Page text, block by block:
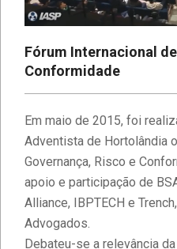
Fórum Internacional
Conformidade
Em maio de 2015, foi
Adventista de Hortolândia
Governança, Risco e
apoio e participação de
Alliance, IBPTECH e
Advogados.
Debateu-se a relevância
Estudantes
Educação